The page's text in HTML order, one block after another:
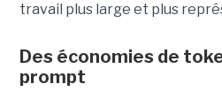
travail plus large et plus
Des économies de
prompt